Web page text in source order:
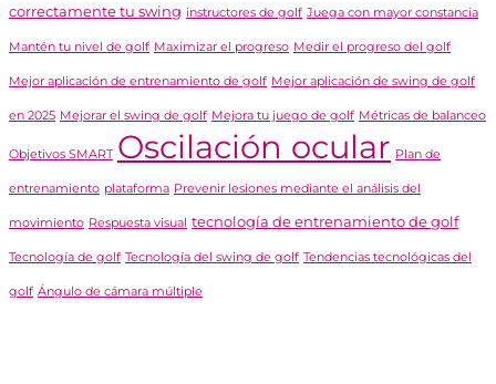
correctamente tu swing instructores de golf Juega con mayor constancia
Mantén tu nivel de golf Maximizar el progreso Medir el progreso del golf
Mejor aplicación de entrenamiento de golf Mejor aplicación de swing de golf
en 2025 Mejorar el swing de golf Mejora tu juego de golf Métricas de balanceo
Objetivos SMART Oscilación ocular Plan de
entrenamiento plataforma Prevenir lesiones mediante el análisis del
movimiento Respuesta visual tecnología de entrenamiento de golf
Tecnología de golf Tecnología del swing de golf Tendencias tecnológicas del
golf Ángulo de cámara múltiple